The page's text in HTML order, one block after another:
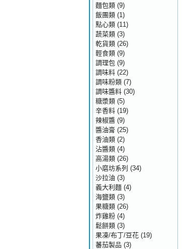
麵包類 (9)
飯團類 (1)
點心類 (11)
蔬菜類 (3)
乾貨類 (26)
輕食類 (9)
調理包 (9)
調味料 (22)
調味粉類 (7)
調味醬料 (30)
糖漿類 (5)
辛香料 (19)
辣椒醬 (9)
醬油膏 (25)
香油類 (2)
沾醬類 (4)
高湯類 (26)
小磨坊系列 (34)
沙拉油 (3)
義大利麵 (4)
海鹽類 (3)
果糖類 (26)
炸雞粉 (4)
鬆餅類 (3)
果凍/布丁/豆花 (19)
蕃茄製品 (3)